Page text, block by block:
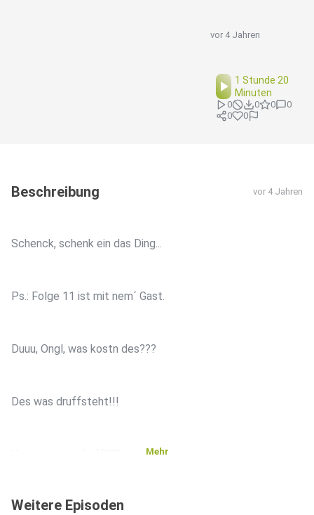
vor 4 Jahren
1 Stunde 20
Minuten
0 0 0
0
0
0
Beschreibung vor 4 Jahren
Schenck, schenk ein das Ding...
Ps.: Folge 11 ist mit nem´ Gast.
Duuu, Ongl, was kostn des???
Des was druffsteht!!!
Des was kost!!!
Mehr
Weitere Episoden